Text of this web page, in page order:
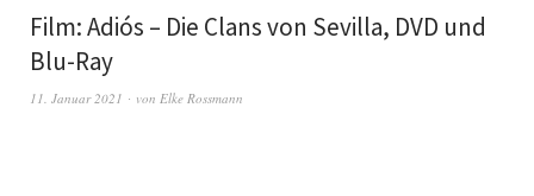
Film: Adiós – Die Clans von Sevilla, DVD und
Blu-Ray
11. Januar 2021 von Elke Rossmann